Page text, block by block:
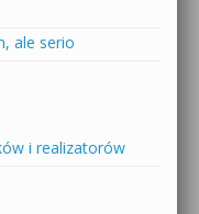
ale serio
i realizatorów